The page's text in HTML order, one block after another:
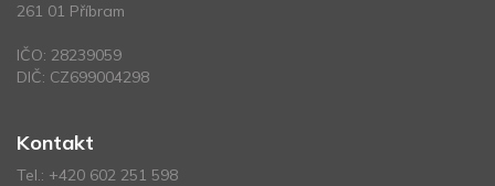
261 01 Příbram
IČO: 28239059
DIČ: CZ699004298
Kontakt
Tel.: +420 602 251 598